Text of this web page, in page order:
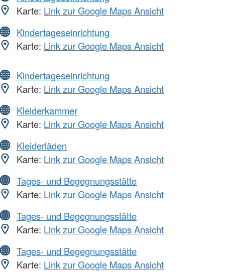
Karte: Link zur Google Maps Ansicht
Kindertageseinrichtung
Karte: Link zur Google Maps Ansicht
Kindertageseinrichtung
Karte: Link zur Google Maps Ansicht
Kleiderkammer
Karte: Link zur Google Maps Ansicht
Kleiderläden
Karte: Link zur Google Maps Ansicht
Tages- und Begegnungsstätte
Karte: Link zur Google Maps Ansicht
Tages- und Begegnungsstätte
Karte: Link zur Google Maps Ansicht
Tages- und Begegnungsstätte
Karte: Link zur Google Maps Ansicht